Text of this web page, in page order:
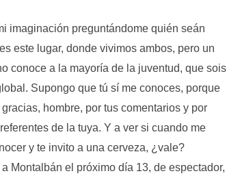
imaginación preguntándome quién seán
este lugar, donde vivimos ambos, pero un
conoce a la mayoría de la juventud, que sois
Supongo que tú sí me conoces, porque
hombre, por tus comentarios y por
de la tuya. Y a ver si cuando me
y te invito a una cerveza, ¿vale?
Montalbán el próximo día 13, de espectador,